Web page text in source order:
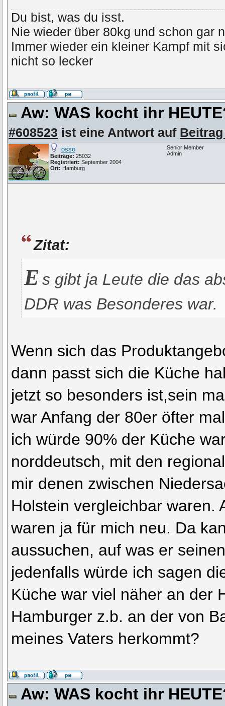
Du bist, was du isst.
Nie wieder über 80kg und schon gar
Immer wieder ein kleiner Kampf mit
nicht so lecker
Aw: WAS kocht ihr
#608523 ist eine Antwort auf Beitrag
osso
Beiträge: 25032
Registriert: September 2004
Ort: Hamburg
Senior Member
Admin
Zitat:
E s gibt ja Leute die das
DDR was Besonderes war.
Wenn sich das
dann passt sich die Küche
jetzt so besonders ist,sein
war Anfang der 80er öfter
ich würde 90% der Küche
norddeutsch, mit den
mir denen zwischen
Holstein vergleichbar waren.
waren ja für mich neu. Da
aussuchen, auf was er
jedenfalls würde ich sagen
Küche war viel näher an der
Hamburger z.b. an der von
meines Vaters herkommt?
Aw: WAS kocht ihr